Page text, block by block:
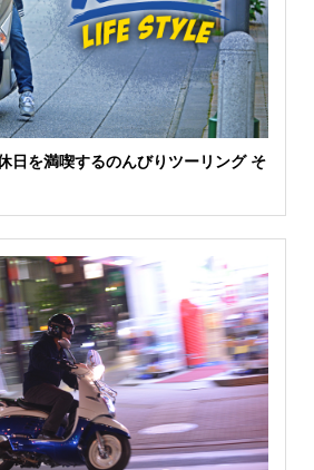
日を満喫するのんびりツーリング そ